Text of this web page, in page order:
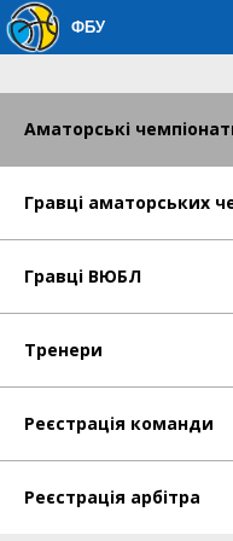
ФБУ
Аматорські
Гравці аматорських
Гравці ВЮБЛ
Тренери
Реєстрація команди
Реєстрація арбітра